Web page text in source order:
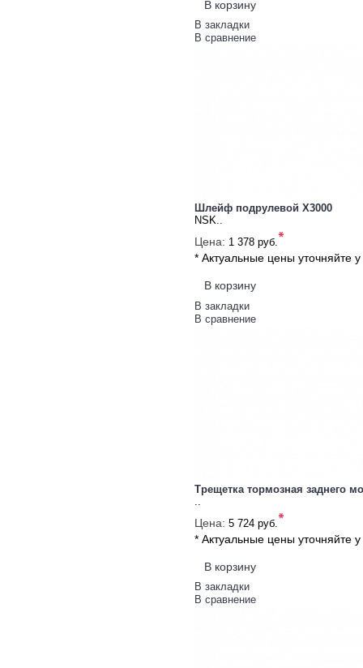
В корзину
В закладки
В сравнение
Шлейф подрулевой X3000
NSK..
Цена: 1 378 руб.*
* Актуальные цены уточняйте
В корзину
В закладки
В сравнение
Трещетка тормозная заднего
Цена: 5 724 руб. *
* Актуальные цены уточняйте
В корзину
В закладки
В сравнение